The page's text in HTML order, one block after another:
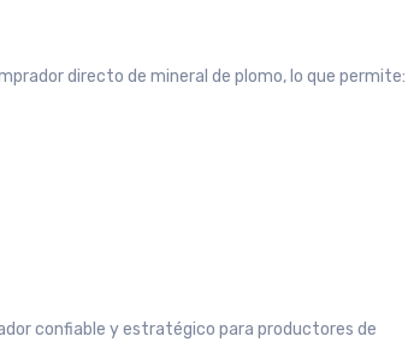
directo de mineral de plomo, lo que permite:
confiable y estratégico para productores de